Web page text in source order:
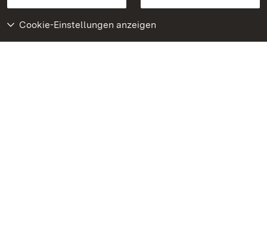
Cookie-Einstellungen anzeigen
Weiteres